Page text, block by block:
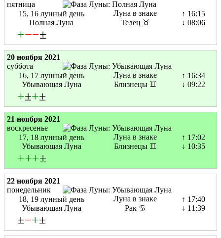
пятница
15, 16 лунный день
Полная Луна
Луна в знаке
Телец ♉
↑ 16:15
↓ 08:06
+−−±
20 ноября 2021
суббота
16, 17 лунный день
Убывающая Луна
Луна в знаке
Близнецы ♊
↑ 16:34
↓ 09:22
+±+±
21 ноября 2021
воскресенье
17, 18 лунный день
Убывающая Луна
Луна в знаке
Близнецы ♊
↑ 17:02
↓ 10:35
+++±
22 ноября 2021
понедельник
18, 19 лунный день
Убывающая Луна
Луна в знаке
Рак ♋
↑ 17:40
↓ 11:39
±−+±